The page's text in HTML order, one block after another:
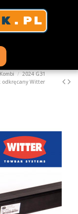
2024 G31
odkręcany Witter